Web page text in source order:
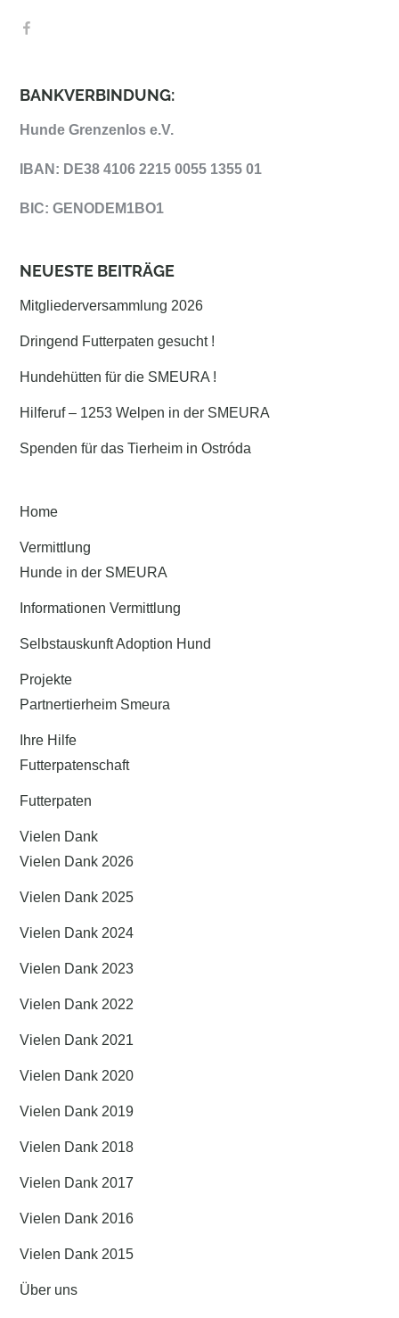
BANKVERBINDUNG:
Hunde Grenzenlos e.V.
IBAN: DE38 4106 2215 0055 1355 01
BIC: GENODEM1BO1
NEUESTE BEITRÄGE
Mitgliederversammlung 2026
Dringend Futterpaten gesucht !
Hundehütten für die SMEURA !
Hilferuf – 1253 Welpen in der SMEURA
Spenden für das Tierheim in Ostróda
Home
Vermittlung
Hunde in der SMEURA
Informationen Vermittlung
Selbstauskunft Adoption Hund
Projekte
Partnertierheim Smeura
Ihre Hilfe
Futterpatenschaft
Futterpaten
Vielen Dank
Vielen Dank 2026
Vielen Dank 2025
Vielen Dank 2024
Vielen Dank 2023
Vielen Dank 2022
Vielen Dank 2021
Vielen Dank 2020
Vielen Dank 2019
Vielen Dank 2018
Vielen Dank 2017
Vielen Dank 2016
Vielen Dank 2015
Über uns